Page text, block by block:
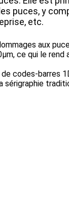
puces, y
etc.
aux
ce qui le
codes-barres